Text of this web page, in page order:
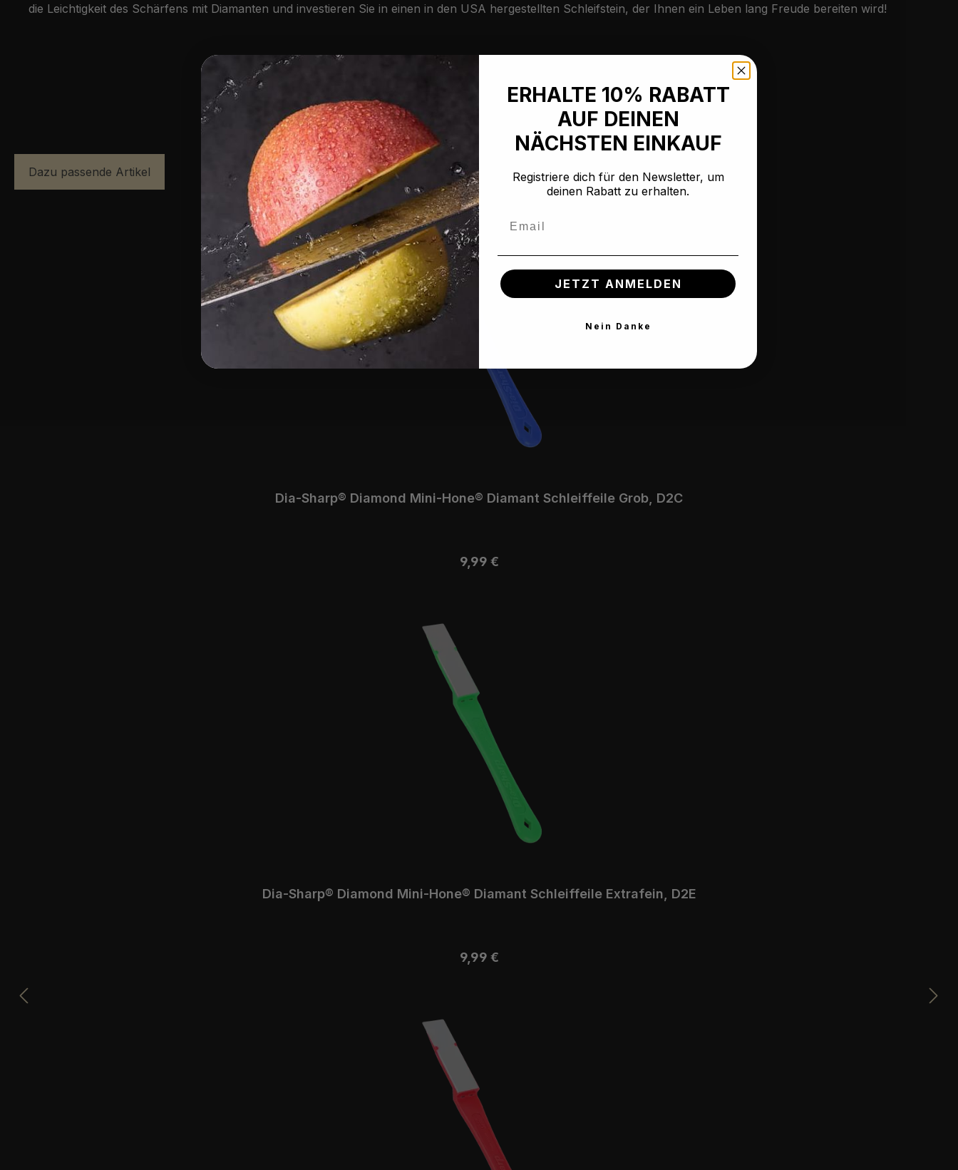
die Leichtigkeit des Schärfens mit Diamanten und investieren Sie in einen in den USA hergestellten Schleifstein, der Ihnen ein Leben lang Freude bereiten wird!
Dazu passende Artikel
Dia-Sharp® Diamond Mini-Hone® Diamant Schleiffeile Grob, D2C
Regulärer Preis:
9,99 €
Dia-Sharp® Diamond Mini-Hone® Diamant Schleiffeile Extrafein, D2E
Regulärer Preis:
9,99 €
ERHALTE 10% RABATT
AUF DEINEN
NÄCHSTEN EINKAUF
Registriere dich für den Newsletter, um
deinen Rabatt zu erhalten.
JETZT ANMELDEN
Nein Danke